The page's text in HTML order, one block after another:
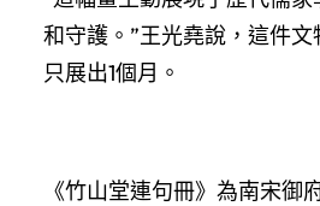
和守護。”王光堯說，這件
只展出1個月。
《竹山堂連句冊》為南宋御